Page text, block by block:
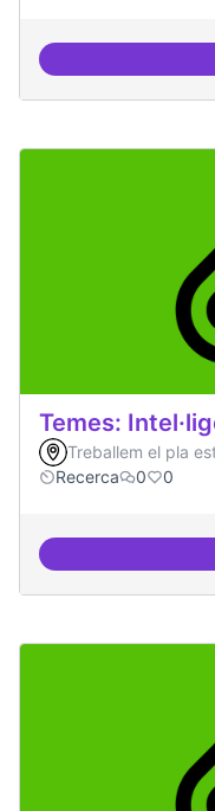
Temes:
Treballem el pla
Recerca
0 0